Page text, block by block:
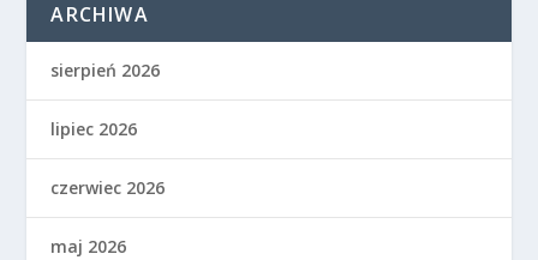
ARCHIWA
sierpień 2026
lipiec 2026
czerwiec 2026
maj 2026